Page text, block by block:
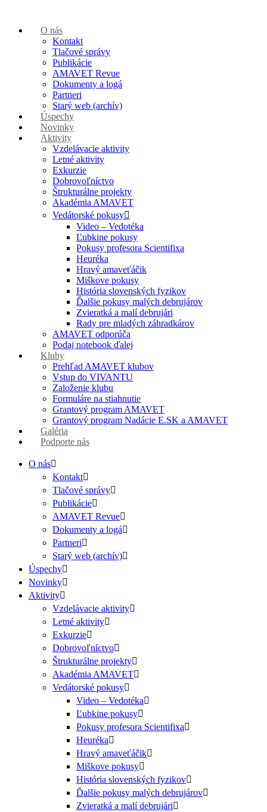
O nás
Kontakt
Tlačové správy
Publikácie
AMAVET Revue
Dokumenty a logá
Partneri
Starý web (archív)
Úspechy
Novinky
Aktivity
Vzdelávacie aktivity
Letné aktivity
Exkurzie
Dobrovoľníctvo
Štrukturálne projekty
Akadémia AMAVET
Vedátorské pokusy
Video – Vedotéka
Ľubkine pokusy
Pokusy profesora Scientifixa
Heuréka
Hravý amaveťáčik
Miškove pokusy
História slovenských fyzikov
Ďalšie pokusy malých debrujárov
Zvieratká a malí debrujári
Rady pre mladých záhradkárov
AMAVET odporúča
Podaj notebook ďalej
Kluby
Prehľad AMAVET klubov
Vstup do VIVANTU
Založenie klubu
Formuláre na stiahnutie
Grantový program AMAVET
Grantový program Nadácie E.SK a AMAVET
Galéria
Podporte nás
O nás
Kontakt
Tlačové správy
Publikácie
AMAVET Revue
Dokumenty a logá
Partneri
Starý web (archív)
Úspechy
Novinky
Aktivity
Vzdelávacie aktivity
Letné aktivity
Exkurzie
Dobrovoľníctvo
Štrukturálne projekty
Akadémia AMAVET
Vedátorské pokusy
Video – Vedotéka
Ľubkine pokusy
Pokusy profesora Scientifixa
Heuréka
Hravý amaveťáčik
Miškove pokusy
História slovenských fyzikov
Ďalšie pokusy malých debrujárov
Zvieratká a malí debrujári